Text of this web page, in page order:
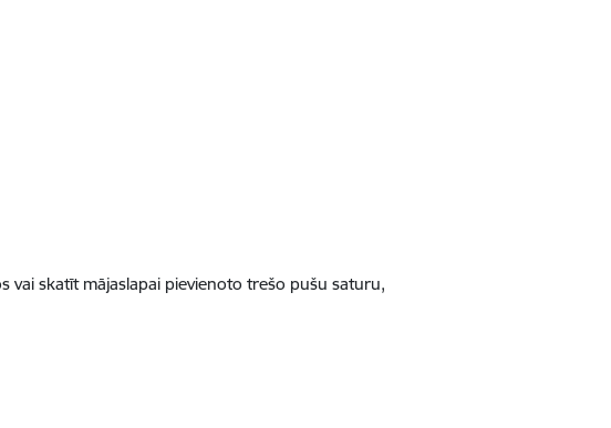
vai skatīt mājaslapai pievienoto trešo pušu saturu,